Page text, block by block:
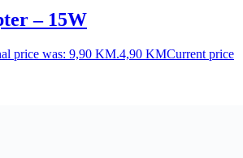
– 15W
price was: 9,90 KM.4,90 KMCurrent price